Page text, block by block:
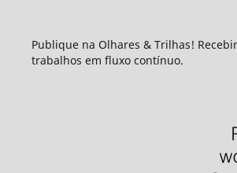
Publique na Olhares & Trilhas!
trabalhos em fluxo contínuo.